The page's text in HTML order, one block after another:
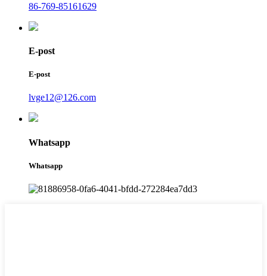
86-769-85161629
E-post
E-post
lvge12@126.com
Whatsapp
Whatsapp